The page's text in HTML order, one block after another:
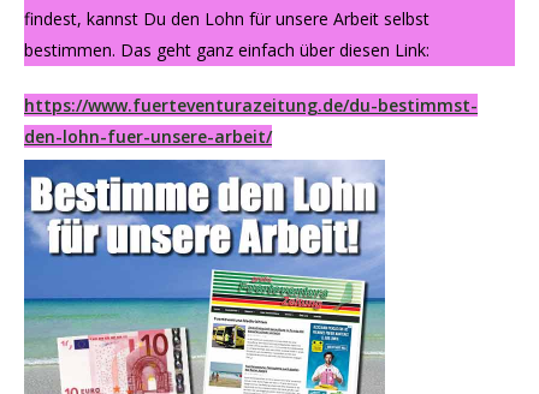
findest, kannst Du den Lohn für unsere Arbeit selbst
bestimmen. Das geht ganz einfach über diesen Link:
https://www.fuerteventurazeitung.de/du-bestimmst-
den-lohn-fuer-unsere-arbeit/